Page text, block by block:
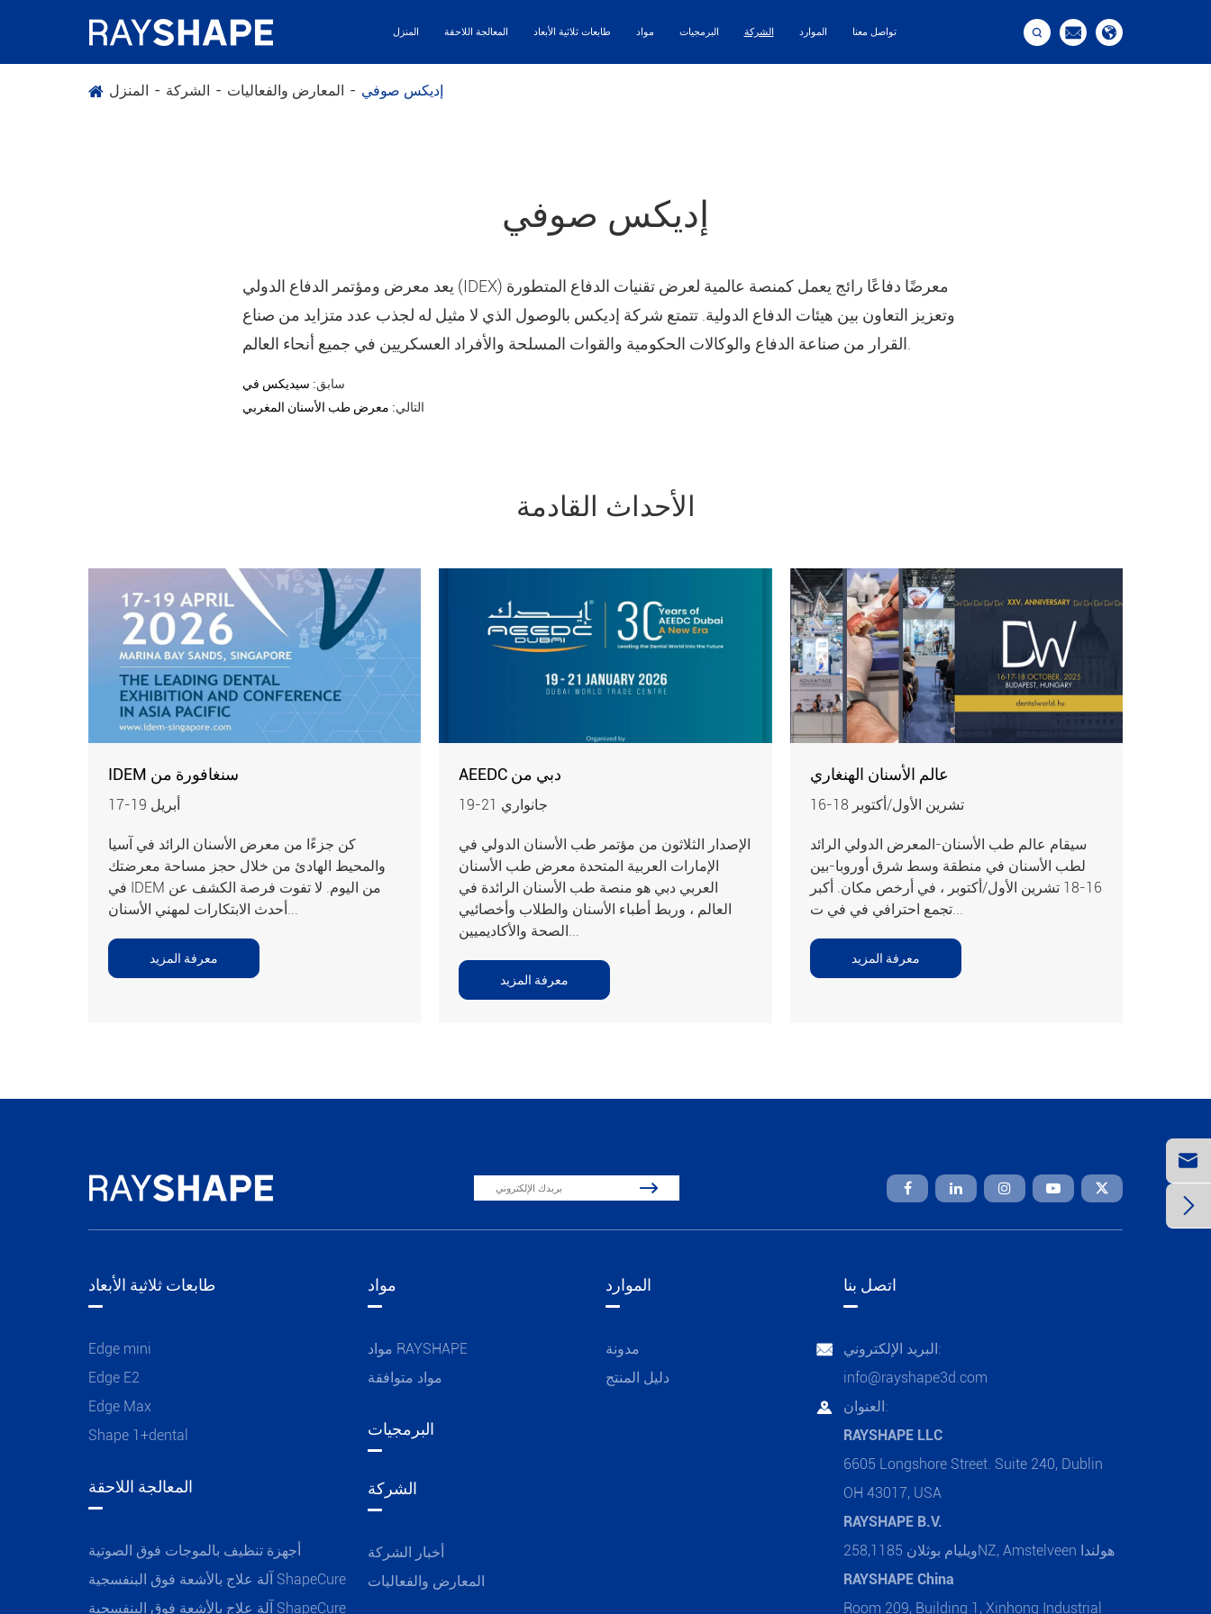
المنزل المعالجة اللاحقة طابعات ثلاثية الأبعاد مواد البرمجيات الشركة الموارد تواصل معنا   
المنزل الشركة المعارض والفعاليات إديكس صوفي
إديكس صوفي
يعد معرض ومؤتمر الدفاع الدولي (IDEX) معرضًا دفاعًا رائج يعمل كمنصة عالمية لعرض تقنيات الدفاع المتطورة
وتعزيز التعاون بين هيئات الدفاع الدولية. تتمتع شركة إديكس بالوصول الذي لا مثيل له لجذب عدد متزايد من صناع
سابق: سيديكس في
التالي: معرض طب الأسنان المغربي
الأحداث القادمة
IDEM سنغافورة من
17-19 أبريل
كن جزءًا من معرض الأسنان الرائد في آسيا
والمحيط الهادئ من خلال حجز مساحة معرضتك
في IDEM من اليوم. لا تفوت فرصة الكشف عن
أحدث الابتكارات لمهني الأسنان...
معرفة المزيد
AEEDC دبي من
19-21 جانواري
الإصدار الثلاثون من مؤتمر طب الأسنان الدولي في
الإمارات العربية المتحدة معرض طب الأسنان
العربي دبي هو منصة طب الأسنان الرائدة في
العالم ، وربط أطباء الأسنان والطلاب وأخصائيي
الصحة والأكاديميين...
معرفة المزيد
عالم الأسنان الهنغاري
16-18 تشرين الأول/أكتوبر
سيقام عالم طب الأسنان-المعرض الدولي الرائد
لطب الأسنان في منطقة وسط شرق أوروبا-بين
16-18 تشرين الأول/أكتوبر ، في أرخص مكان. أكبر
تجمع احترافي في في ت...
معرفة المزيد
 
طابعات ثلاثية الأبعاد
Edge mini
Edge E2
Edge Max
Shape 1+dental
المعالجة اللاحقة
أجهزة تنظيف بالموجات فوق الصوتية
آلة علاج بالأشعة فوق البنفسجية ShapeCure
آلة علاج بالأشعة فوق البنفسجية ShapeCure
مواد
مواد RAYSHAPE
مواد متوافقة
البرمجيات
الشركة
أخبار الشركة
المعارض والفعاليات
الموارد
مدونة
دليل المنتج
اتصل بنا

البريد الإلكتروني:
info@rayshape3d.com

العنوان:
RAYSHAPE LLC
6605 Longshore Street. Suite 240, Dublin
OH 43017, USA
RAYSHAPE B.V.
ويليام بوثلان 258,1185NZ, Amstelveen هولندا
RAYSHAPE China
Room 209, Building 1, Xinhong Industrial

